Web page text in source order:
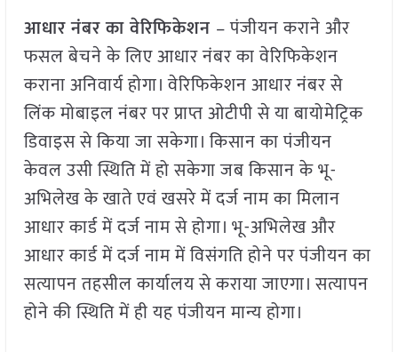
आधार नंबर का वेरिफिकेशन – पंजीयन कराने और
फसल बेचने के लिए आधार नंबर का वेरिफिकेशन
कराना अनिवार्य होगा। वेरिफिकेशन आधार नंबर से
लिंक मोबाइल नंबर पर प्राप्त ओटीपी से या बायोमेट्रिक
डिवाइस से किया जा सकेगा। किसान का पंजीयन
केवल उसी स्थिति में हो सकेगा जब किसान के भू-
अभिलेख के खाते एवं खसरे में दर्ज नाम का मिलान
आधार कार्ड में दर्ज नाम से होगा। भू-अभिलेख और
आधार कार्ड में दर्ज नाम में विसंगति होने पर पंजीयन का
सत्यापन तहसील कार्यालय से कराया जाएगा। सत्यापन
होने की स्थिति में ही यह पंजीयन मान्य होगा।